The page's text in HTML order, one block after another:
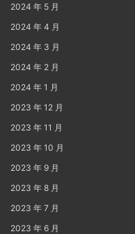
2024 年 5 月
2024 年 4 月
2024 年 3 月
2024 年 2 月
2024 年 1 月
2023 年 12 月
2023 年 11 月
2023 年 10 月
2023 年 9 月
2023 年 8 月
2023 年 7 月
2023 年 6 月